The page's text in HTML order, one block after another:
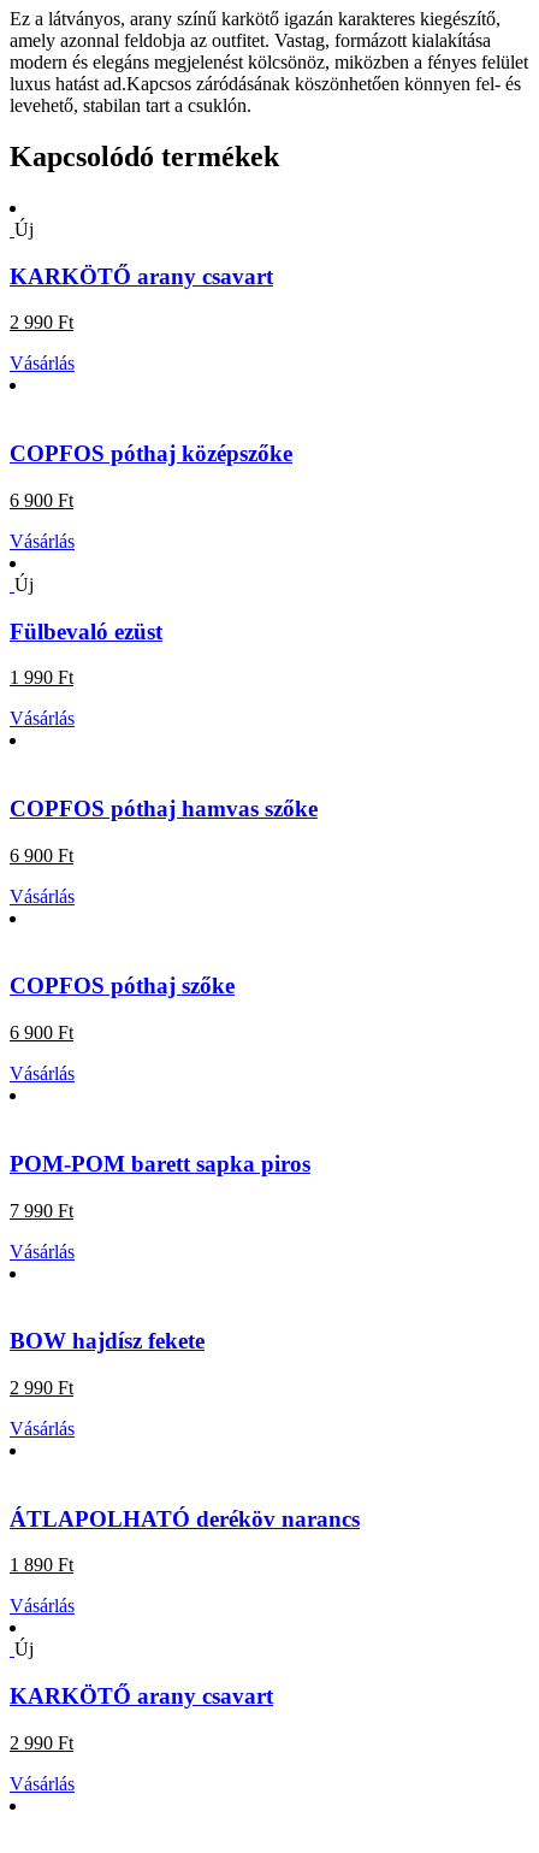
Ez a látványos, arany színű karkötő igazán karakteres kiegészítő,
amely azonnal feldobja az outfitet. Vastag, formázott kialakítása
modern és elegáns megjelenést kölcsönöz, miközben a fényes felület
luxus hatást ad.Kapcsos záródásának köszönhetően könnyen fel- és
levehető, stabilan tart a csuklón.
Kapcsolódó termékek
Új
KARKÖTŐ arany csavart
2 990 Ft
Vásárlás
COPFOS póthaj középszőke
6 900 Ft
Vásárlás
Új
Fülbevaló ezüst
1 990 Ft
Vásárlás
COPFOS póthaj hamvas szőke
6 900 Ft
Vásárlás
COPFOS póthaj szőke
6 900 Ft
Vásárlás
POM-POM barett sapka piros
7 990 Ft
Vásárlás
BOW hajdísz fekete
2 990 Ft
Vásárlás
ÁTLAPOLHATÓ deréköv narancs
1 890 Ft
Vásárlás
Új
KARKÖTŐ arany csavart
2 990 Ft
Vásárlás